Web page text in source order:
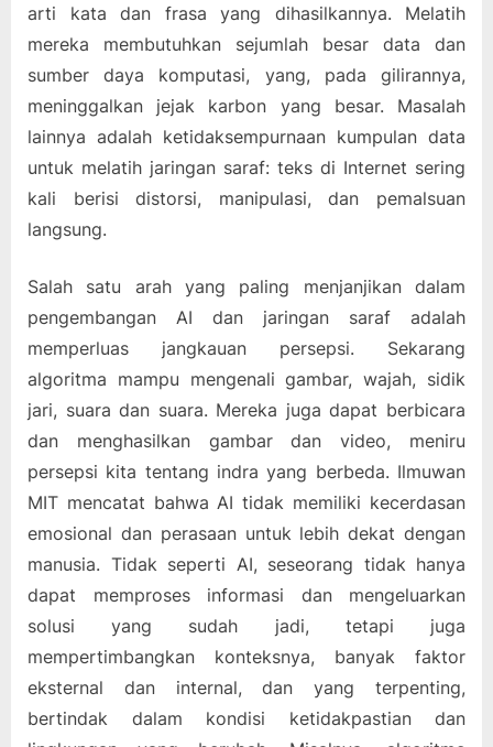
arti kata dan frasa yang dihasilkannya. Melatih
mereka membutuhkan sejumlah besar data dan
sumber daya komputasi, yang, pada gilirannya,
meninggalkan jejak karbon yang besar. Masalah
lainnya adalah ketidaksempurnaan kumpulan data
untuk melatih jaringan saraf: teks di Internet sering
kali berisi distorsi, manipulasi, dan pemalsuan
langsung.
Salah satu arah yang paling menjanjikan dalam
pengembangan AI dan jaringan saraf adalah
memperluas jangkauan persepsi. Sekarang
algoritma mampu mengenali gambar, wajah, sidik
jari, suara dan suara. Mereka juga dapat berbicara
dan menghasilkan gambar dan video, meniru
persepsi kita tentang indra yang berbeda. Ilmuwan
MIT mencatat bahwa AI tidak memiliki kecerdasan
emosional dan perasaan untuk lebih dekat dengan
manusia. Tidak seperti AI, seseorang tidak hanya
dapat memproses informasi dan mengeluarkan
solusi yang sudah jadi, tetapi juga
mempertimbangkan konteksnya, banyak faktor
eksternal dan internal, dan yang terpenting,
bertindak dalam kondisi ketidakpastian dan